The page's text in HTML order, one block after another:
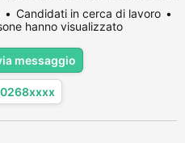
e con esperienza di diversi anni
a lavorare anche in studi
lavori in settore sanitario.
Candidati in cerca di lavoro
hanno visualizzato
messaggio